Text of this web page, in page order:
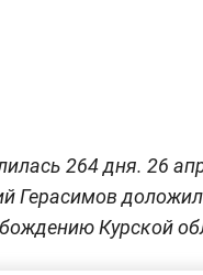
264 дня. 26
Герасимов
Курской